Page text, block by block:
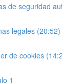
de seguridad
legales (20:52)
de cookies
1